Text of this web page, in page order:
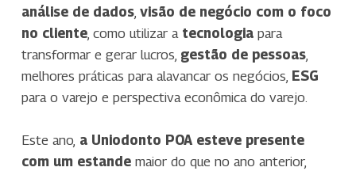
análise de dados, visão de negócio com o foco
no cliente, como utilizar a tecnologiapara
transformar e gerar lucros, gestão de pessoas,
melhores práticas para alavancar os negócios, ESG
para o varejo e perspectiva econômica do varejo.
Este ano, a Uniodonto POA esteve presente
com um estandemaior do que no ano anterior,